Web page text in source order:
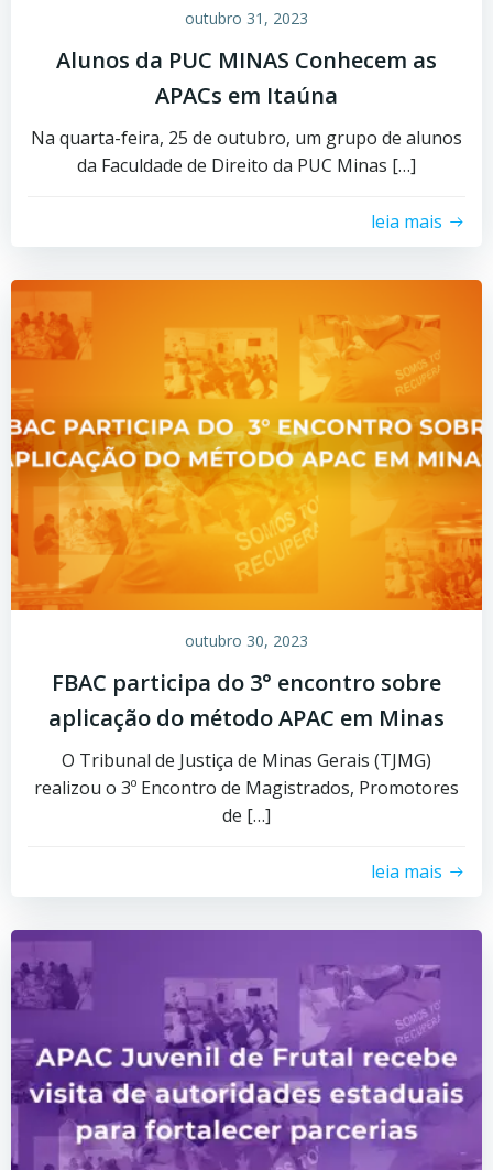
outubro 31, 2023
Alunos da PUC MINAS Conhecem as
APACs em Itaúna
Na quarta-feira, 25 de outubro, um grupo de alunos
da Faculdade de Direito da PUC Minas […]
leia mais
outubro 30, 2023
FBAC participa do 3° encontro sobre
aplicação do método APAC em Minas
O Tribunal de Justiça de Minas Gerais (TJMG)
realizou o 3º Encontro de Magistrados, Promotores
de […]
leia mais